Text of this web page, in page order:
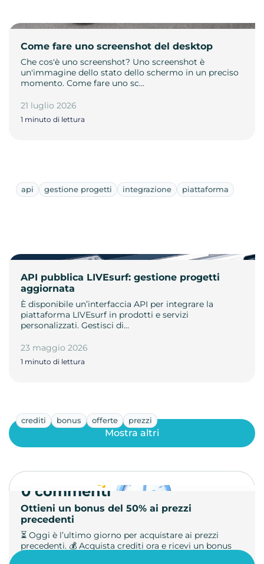
Come fare uno screenshot del desktop
Che cos'è uno screenshot? Uno screenshot è
un'immagine dello stato dello schermo in un preciso
momento. Come fare uno sc…
21 luglio 2026
1 minuto di lettura
api gestione progetti integrazione piattaforma
API pubblica LIVEsurf: gestione progetti
aggiornata
È disponibile un’interfaccia API per integrare la
piattaforma LIVEsurf in prodotti e servizi
personalizzati. Gestisci di…
23 maggio 2026
1 minuto di lettura
crediti bonus offerte prezzi
Ottieni un bonus del 50% ai prezzi
precedenti
⏳ Oggi è l’ultimo giorno per acquistare ai prezzi
precedenti. 💰 Acquista crediti ora e ricevi un bonus
Mostra altri
0 commenti